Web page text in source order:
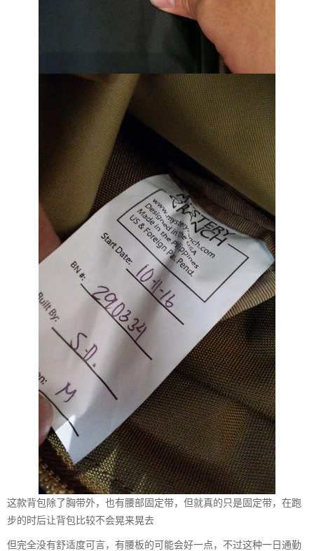
这款背包除了胸带外，也有腰部固定带，但就真的只是固定带，在跑
步的时后让背包比较不会晃来晃去
但完全没有舒适度可言，有腰板的可能会好一点，不过这种一日通勤